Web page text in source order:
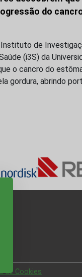
do
de
(i3S) da
o cancro do
gordura, abrindo
de Cookies